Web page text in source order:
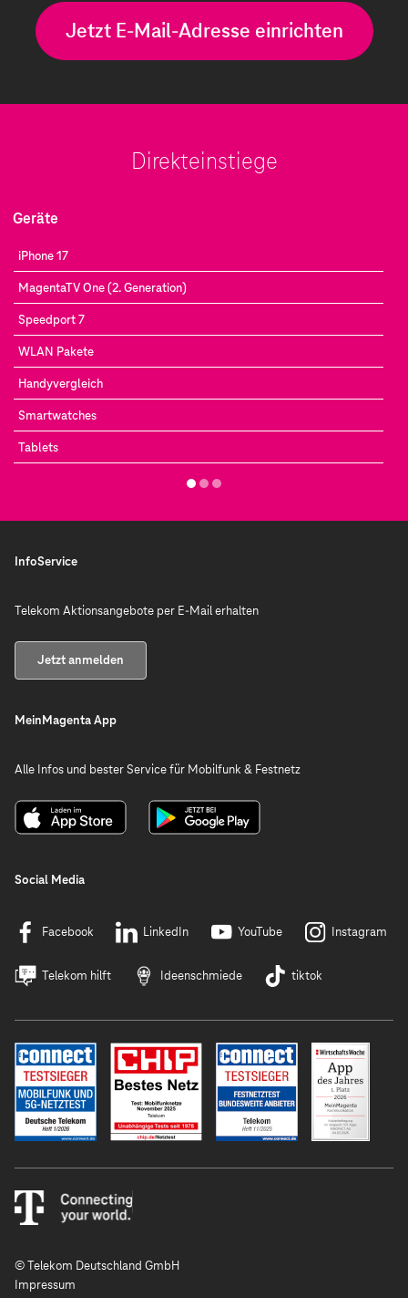
Jetzt E-Mail-Adresse einrichten
Direkteinstiege
Geräte
iPhone 17
MagentaTV One (2. Generation)
Speedport 7
WLAN Pakete
Handyvergleich
Smartwatches
Tablets
InfoService
Telekom Aktionsangebote per E-Mail erhalten
Jetzt anmelden
MeinMagenta App
Alle Infos und bester Service für Mobilfunk & Festnetz
Social Media
Facebook LinkedIn YouTube Instagram
Telekom hilft Ideenschmiede tiktok
© Telekom Deutschland GmbH
Impressum